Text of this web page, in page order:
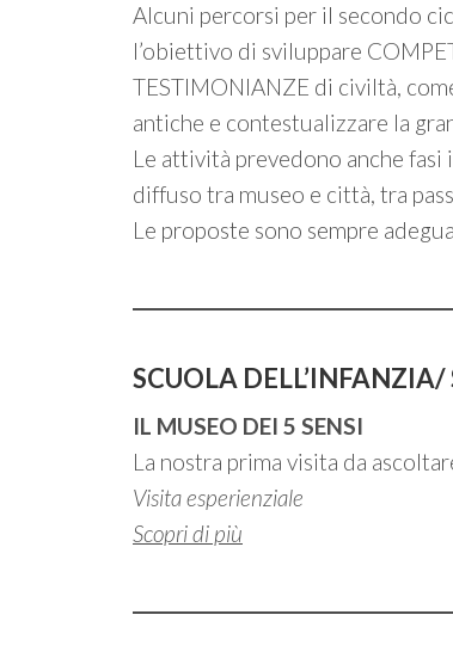
Alcuni percorsi per il secondo
l’obiettivo di sviluppare
TESTIMONIANZE di civiltà,
antiche e contestualizzare la
Le attività prevedono anche
diffuso tra museo e città, tra
Le proposte sono sempre
SCUOLA
IL MUSEO DEI 5 SENSI
La nostra prima visita da
Visita esperienziale
Scopri di più